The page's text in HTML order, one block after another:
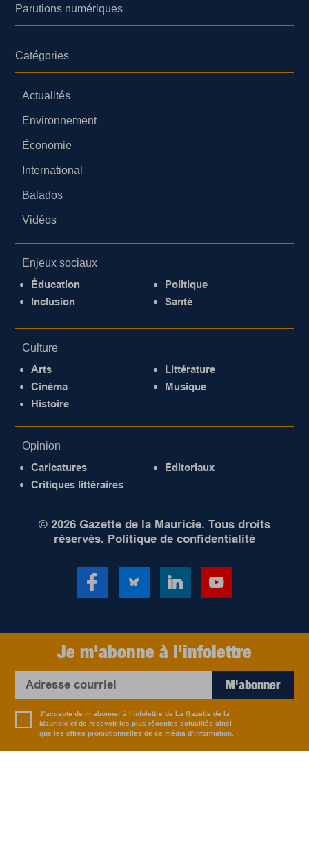
Parutions numériques
Catégories
Actualités
Environnement
Économie
International
Balados
Vidéos
Enjeux sociaux
Éducation
Inclusion
Politique
Santé
Culture
Arts
Cinéma
Histoire
Littérature
Musique
Opinion
Caricatures
Critiques littéraires
Éditoriaux
© 2026 Gazette de la Mauricie. Tous droits
réservés. Politique de confidentialité
Je m'abonne à l'infolettre
M'abonner
J’accepte de m’abonner à l’infolettre de La Gazette de la
Mauricie et de recevoir les plus récentes actualités ainsi
que les offres promotionnelles de ce média d’information.